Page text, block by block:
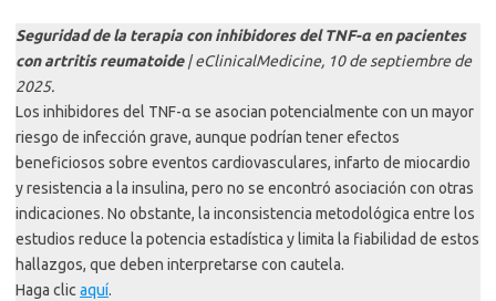
Seguridad de la terapia con inhibidores del TNF-α en pacientes
con artritis reumatoide| eClinicalMedicine, 10 de septiembre de
2025.
Los inhibidores del TNF-α se asocian potencialmente con un mayor
riesgo de infección grave, aunque podrían tener efectos
beneficiosos sobre eventos cardiovasculares, infarto de miocardio
y resistencia a la insulina, pero no se encontró asociación con otras
indicaciones. No obstante, la inconsistencia metodológica entre los
estudios reduce la potencia estadística y limita la fiabilidad de estos
hallazgos, que deben interpretarse con cautela.
Haga clic aquí.